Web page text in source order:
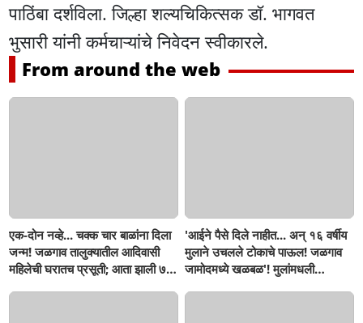
पाठिंबा दर्शविला. जिल्हा शल्यचिकित्सक डॉ. भागवत
भुसारी यांनी कर्मचाऱ्यांचे निवेदन स्वीकारले.
From around the web
एक-दोन नव्हे... चक्क चार बाळांना दिला
जन्म! जळगाव तालुक्यातील आदिवासी
महिलेची घरातच प्रसूती; आता झाली ७
'आईने पैसे दिले नाहीत... अन् १६ वर्षीय
मुलाने उचलले टोकाचे पाऊल! जळगाव
जामोदमध्ये खळबळ'! मुलांमधली